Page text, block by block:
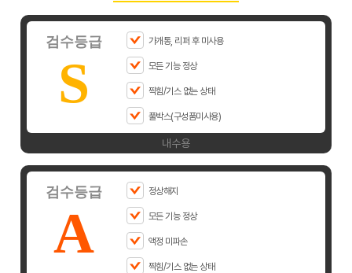
검수등급
S
가개통, 리퍼 후 미사용
모든 기능 정상
찍힘/기스 없는 상태
풀박스(구성품미사용)
내수용
검수등급
A
정상해지
모든 기능 정상
액정 미파손
찍힘/기스 없는 상태